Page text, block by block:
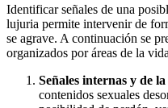
Identificar señales de una
lujuria permite intervenir de
se agrave. A continuación se
organizados por áreas de la
Señales internas y de
contenidos sexuales